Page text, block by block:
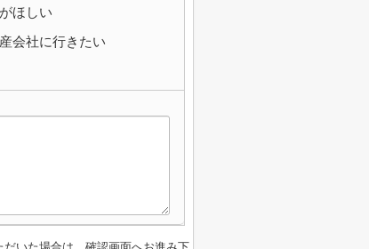
ほしい
会社に行きたい